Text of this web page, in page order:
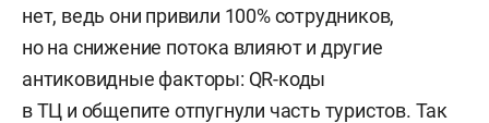
нет, ведь они привили 100% сотрудников,
но на снижение потока влияют и другие
антиковидные факторы: QR-коды
в ТЦ и общепите отпугнули часть туристов. Так